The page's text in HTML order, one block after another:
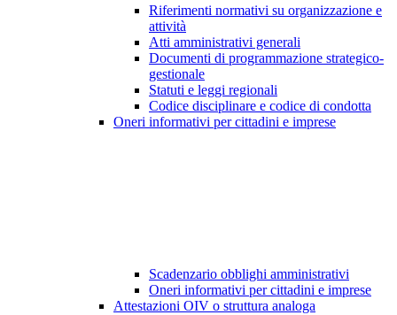
Riferimenti normativi su organizzazione e
attività
Atti amministrativi generali
Documenti di programmazione strategico-
gestionale
Statuti e leggi regionali
Codice disciplinare e codice di condotta
Oneri informativi per cittadini e imprese
Scadenzario obblighi amministrativi
Oneri informativi per cittadini e imprese
Attestazioni OIV o struttura analoga